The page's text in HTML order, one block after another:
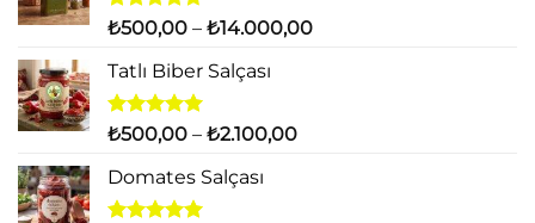
5
üzerinden
4.71oy
aldı
₺500,00 – ₺14.000,00Fiyat
Tatlı Biber Salçası
5 üzerinden
oy
aldı
₺500,00 – ₺2.100,00Fiyat
Domates Salçası